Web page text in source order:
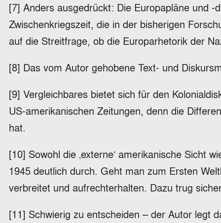
[7] Anders ausgedrückt: Die Europapläne und
Zwischenkriegszeit, die in der bisherigen
auf die Streitfrage, ob die Europarhetorik der
[8] Das vom Autor gehobene Text- und
[9] Vergleichbares bietet sich für den
US-amerikanischen Zeitungen, denn die
hat.
[10] Sowohl die ‚externe‘ amerikanische Sicht
1945 deutlich durch. Geht man zum Ersten
verbreitet und aufrechterhalten. Dazu trug
[11] Schwierig zu entscheiden – der Autor legt